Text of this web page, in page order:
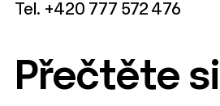
Tel. +420 777 572 476
Přečtěte si